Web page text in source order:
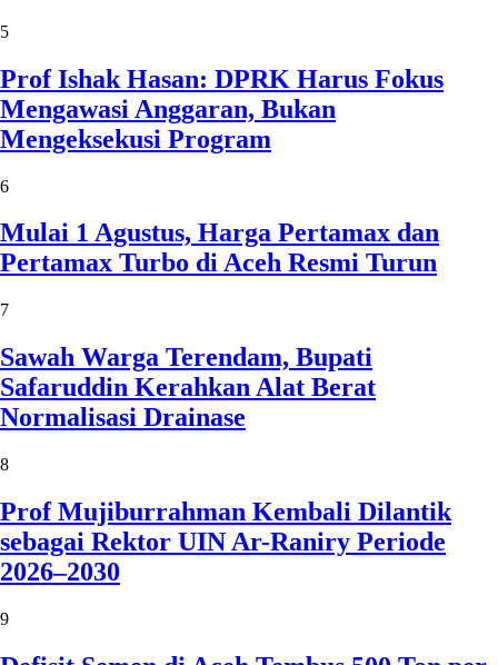
5
Prof Ishak Hasan: DPRK Harus Fokus
Mengawasi Anggaran, Bukan
Mengeksekusi Program
6
Mulai 1 Agustus, Harga Pertamax dan
Pertamax Turbo di Aceh Resmi Turun
7
Sawah Warga Terendam, Bupati
Safaruddin Kerahkan Alat Berat
Normalisasi Drainase
8
Prof Mujiburrahman Kembali Dilantik
sebagai Rektor UIN Ar-Raniry Periode
2026–2030
9